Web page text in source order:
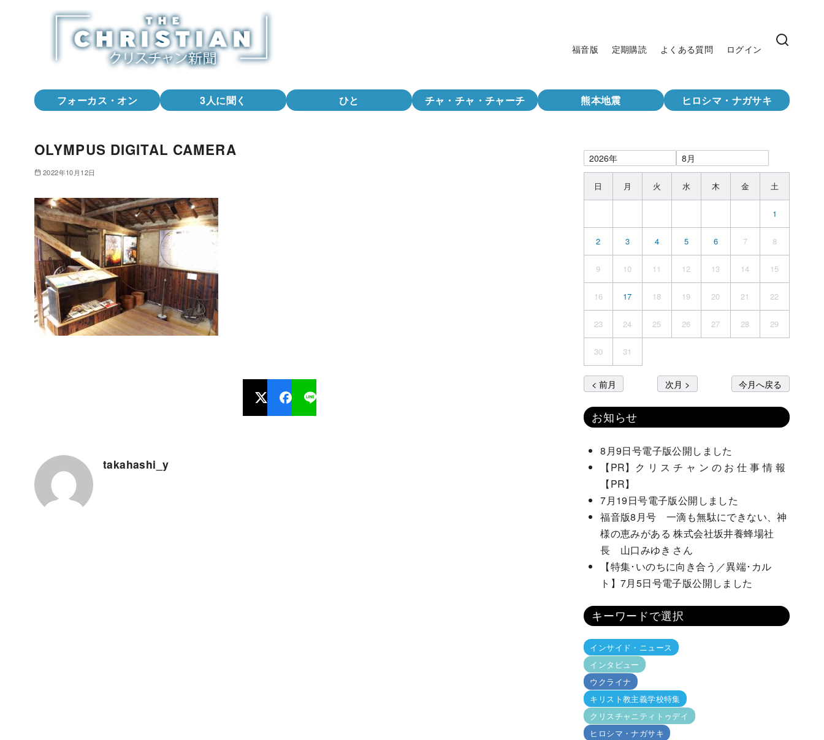
福音版 定期購読 よくある質問 ログイン
フォーカス・オン 3人に聞く ひと チャ・チャ・チャーチ 熊本地震 ヒロシマ・ナガサキ
OLYMPUS DIGITAL CAMERA
2022年10月12日
takahashi_y
日 月 火 水 木 金 土
1
2 3 4 5 6 7 8
9 10 11 12 13 14 15
16 17 18 19 20 21 22
23 24 25 26 27 28 29
30 31
< 前月 次月 > 今月へ戻る
お知らせ
8月9日号電子版公開しました
【PR】ク リ ス チ ャ ン の お 仕 事 情 報
【PR】
7月19日号電子版公開しました
福音版8月号 一滴も無駄にできない、神
様の恵みがある 株式会社坂井養蜂場社
長 山口みゆき さん
【特集･いのちに向き合う／異端･カル
ト】7月5日号電子版公開しました
キーワードで選択
インサイド・ニュース
インタビュー
ウクライナ
キリスト教主義学校特集
クリスチャニティトゥデイ
ヒロシマ・ナガサキ